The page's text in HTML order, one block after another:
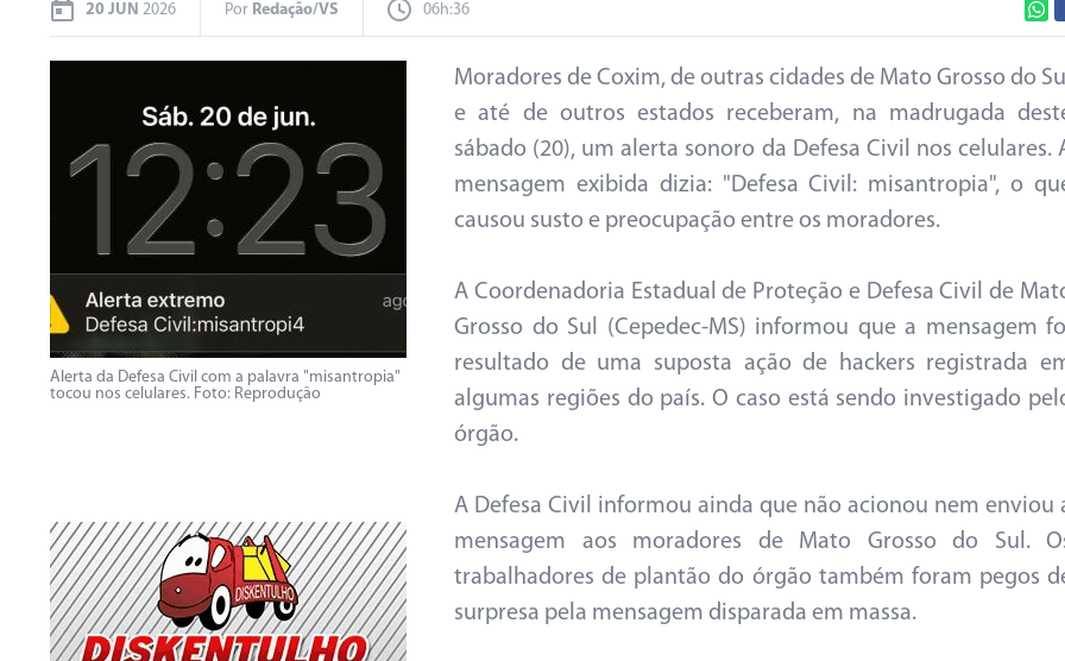
20 JUN 2026 Por Redação/VS 06h:36
Alerta da Defesa Civil com a palavra "misantropia"
tocou nos celulares. Foto: Reprodução
Moradores de Coxim, de outras cidades de Mato Grosso do
e até de outros estados receberam, na madrugada
sábado (20), um alerta sonoro da Defesa Civil nos celulares.
mensagem exibida dizia: "Defesa Civil: misantropia", o
causou susto e preocupação entre os moradores.
A Coordenadoria Estadual de Proteção e Defesa Civil de
Grosso do Sul (Cepedec-MS) informou que a mensagem
resultado de uma suposta ação de hackers registrada
algumas regiões do país. O caso está sendo investigado
órgão.
A Defesa Civil informou ainda que não acionou nem enviou
mensagem aos moradores de Mato Grosso do Sul.
trabalhadores de plantão do órgão também foram pegos
surpresa pela mensagem disparada em massa.